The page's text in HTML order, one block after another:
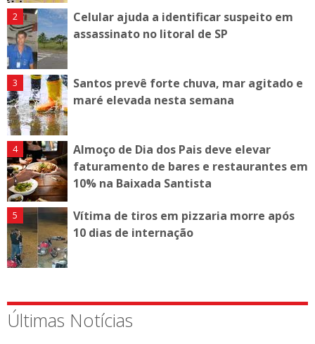
Celular ajuda a identificar suspeito em
assassinato no litoral de SP
Santos prevê forte chuva, mar agitado e
maré elevada nesta semana
Almoço de Dia dos Pais deve elevar
faturamento de bares e restaurantes em
10% na Baixada Santista
Vítima de tiros em pizzaria morre após
10 dias de internação
Últimas Notícias